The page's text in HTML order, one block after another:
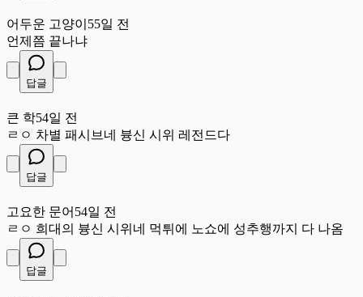
어두운 고양이 55일 전
언제쯤 끝나냐
답글
큰 학54일 전
ㄹㅇ 차별 패시브네 븅신 시위 레전드다
답글
고요한 문어 54일 전
ㄹㅇ 희대의 븅신 시위네 먹튀에 노쇼에 성추행까지 다 나옴
답글